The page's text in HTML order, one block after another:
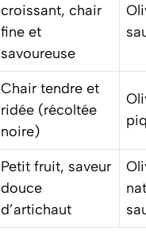
croissant, chair
fine et
savoureuse
Chair tendre et
ridée (récoltée
noire)
Petit fruit, saveur
douce
d’artichaut